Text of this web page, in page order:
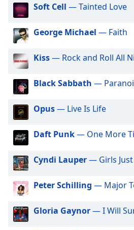
off
selected
Audio
Track
Picture-
Picture
Fullscreen
This
modal
window.
Beginning
dialog
window.
Escape
Soft Cell — Tainted Love
George Michael — Faith
Kiss— Rock and Roll All
Black Sabbath —
Opus— Live Is Life
Daft Punk— One More
Cyndi Lauper— Girls
Peter Schilling — Major
Gloria Gaynor— I Will